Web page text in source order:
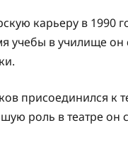
карьеру в 1990
в училище он
присоединился к
роль в театре он